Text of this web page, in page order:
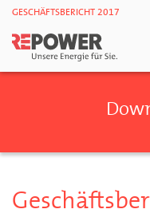
GESCHÄFTSBERICHT 2017